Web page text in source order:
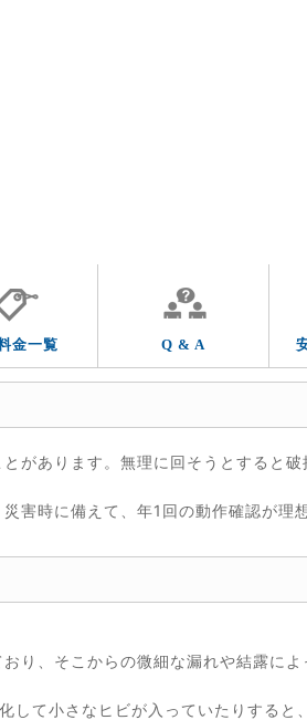
金一覧 Q & A
& ANSWER
があります。無理に回そうとすると
害時に備えて、年1回の動作確認が理
り、そこからの微細な漏れや結露に
して小さなヒビが入っていたりする